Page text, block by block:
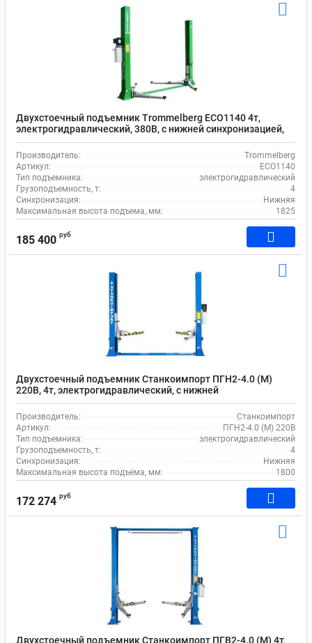
Двухстоечный подъемник Trommelberg ECO1140 4т,
электрогидравлический, 380В, с нижней синхронизацией,
110-1825 мм
Производитель:
Trommelberg
Артикул:
ECO1140
Тип подъемника:
электрогидравлический
Грузоподъемность, т:
4
Синхронизация:
Нижняя
Максимальная высота подъема, мм:
1825
185 400 руб
Двухстоечный подъемник Станкоимпорт ПГН2-4.0 (М)
220В, 4т, электрогидравлический, с нижней
синхронизацией, 110-1800 мм
Производитель:
Станкоимпорт
Артикул:
ПГН2-4.0 (М) 220В
Тип подъемника:
электрогидравлический
Грузоподъемность, т:
4
Синхронизация:
Нижняя
Максимальная высота подъема, мм:
1800
172 274 руб
Двухстоечный подъемник Станкоимпорт ПГВ2-4.0 (М) 4т,